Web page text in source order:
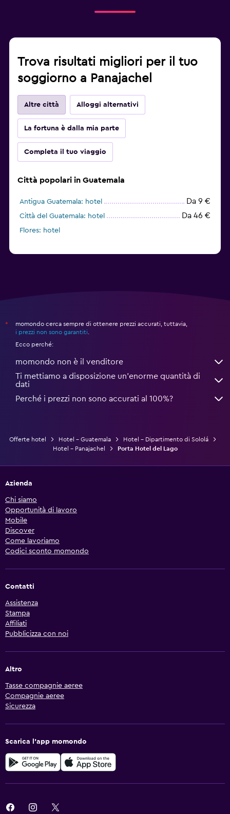
Trova risultati migliori per il tuo
soggiorno a Panajachel
Altre città Alloggi alternativi
La fortuna è dalla mia parte
Completa il tuo viaggio
Città popolari in Guatemala
Antigua Guatemala: hotel Da 9 €
Città del Guatemala: hotel Da 46 €
Flores: hotel
*
momondo cerca sempre di ottenere prezzi accurati, tuttavia,
i prezzi non sono garantiti
Ecco perché:
momondo non è il venditore
Ti mettiamo a disposizione un’enorme quantità di
dati
Perché i prezzi non sono accurati al 100%?
Offerte hotel Hotel - Guatemala
Hotel - Dipartimento di Sololá
Hotel - Panajachel
Porta Hotel del Lago
Azienda
Chi siamo
Opportunità di lavoro
Mobile
Discover
Come lavoriamo
Codici sconto momondo
Contatti
Assistenza
Stampa
Affiliati
Pubblicizza con noi
Altro
Tasse compagnie aeree
Compagnie aeree
Sicurezza
Scarica l'app momondo